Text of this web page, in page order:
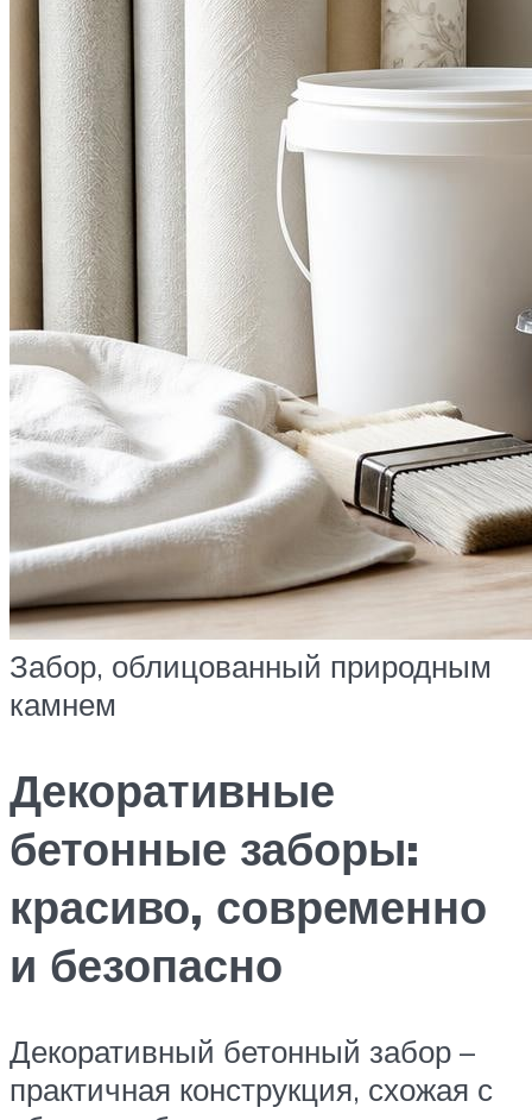
Забор, облицованный природным
камнем
Декоративные
бетонные заборы:
красиво, современно
и безопасно
Декоративный бетонный забор –
практичная конструкция, схожая с